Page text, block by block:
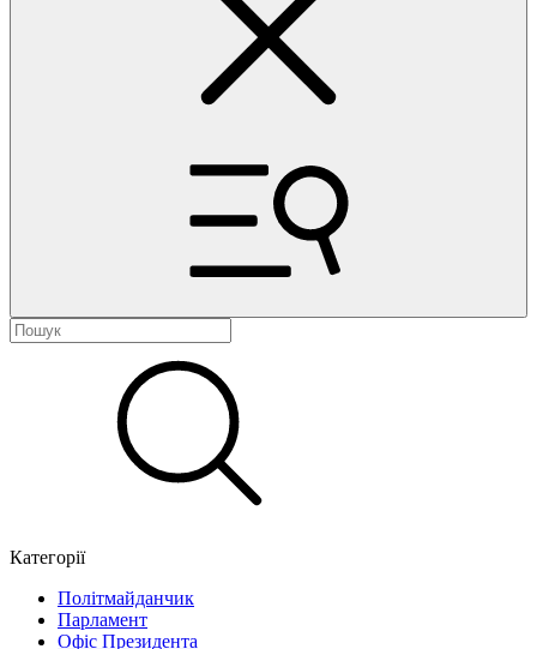
Категорії
Політмайданчик
Парламент
Офіс Президента